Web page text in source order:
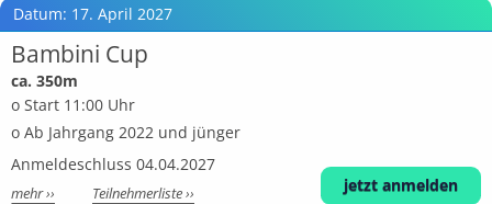
Datum: 17. April 2027
Bambini Cup
ca. 350m
o Start 11:00 Uhr
o Ab Jahrgang 2022 und jünger
Anmeldeschluss 04.04.2027
mehr ›› Teilnehmerliste ›› jetzt anmelden